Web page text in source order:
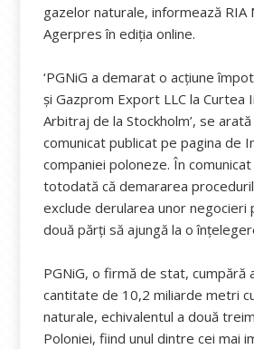
gazelor naturale, informează RIA
Agerpres în ediția online.
‘PGNiG a demarat o acțiune
și Gazprom Export LLC la Curtea
Arbitraj de la Stockholm’, se
comunicat publicat pe pagina de
companiei poloneze. În
totodată că demararea
exclude derularea unor negocieri
două părți să ajungă la o
PGNiG, o firmă de stat, cumpără
cantitate de 10,2 miliarde metri
naturale, echivalentul a două
Poloniei, fiind unul dintre cei mai